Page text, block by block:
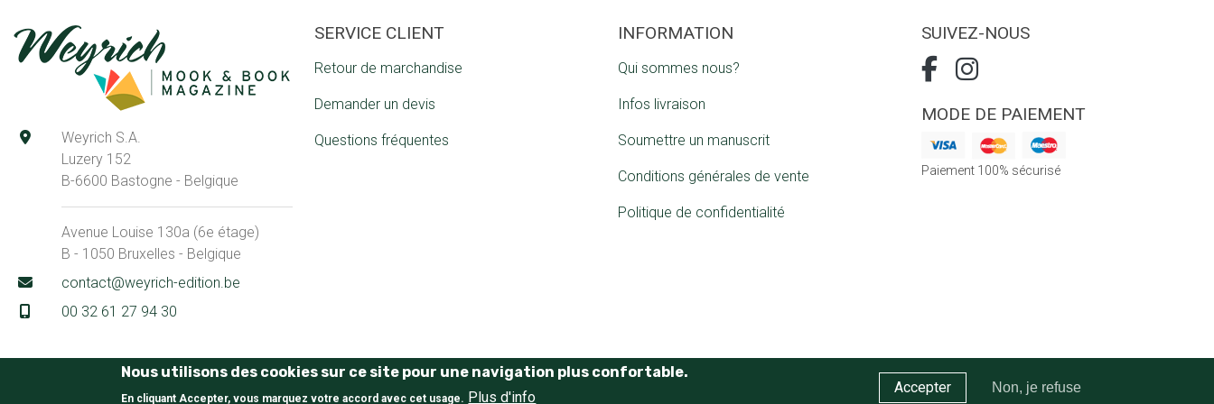
Weyrich S.A.
Luzery 152
B-6600 Bastogne - Belgique
Avenue Louise 130a (6e étage)
B - 1050 Bruxelles - Belgique
contact@weyrich-edition.be
00 32 61 27 94 30
SERVICE CLIENT
Retour de marchandise
Demander un devis
Questions fréquentes
INFORMATION
Qui sommes nous?
Infos livraison
Soumettre un manuscrit
Conditions générales de vente
Politique de confidentialité
SUIVEZ-NOUS
MODE DE PAIEMENT
Paiement 100% sécurisé
E-Commerce website
Nous utilisons des cookies sur ce site pour une navigation plus confortable.
En cliquant Accepter, vous marquez votre accord avec cet usage. Plus d'info
Accepter Non, je refuse